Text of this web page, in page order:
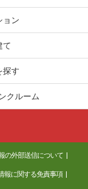
ョン
て
探す
クルーム
の外部送信について
報に関する免責事項